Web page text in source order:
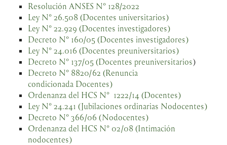
Resolución ANSES N° 128/2022
Ley N° 26.508 (Docentes universitarios)
Ley N° 22.929 (Docentes investigadores)
Decreto N° 160/05 (Docentes investigadores)
Ley N° 24.016 (Docentes preuniversitarios)
Decreto N° 137/05 (Docentes preuniversitarios)
Decreto N° 8820/62 (Renuncia
condicionada Docentes)
Ordenanza del HCS N° 1222/14 (Docentes)
Ley N° 24.241 (Jubilaciones ordinarias Nodocentes)
Decreto N° 366/06 (Nodocentes)
Ordenanza del HCS N° 02/08 (Intimación
nodocentes)